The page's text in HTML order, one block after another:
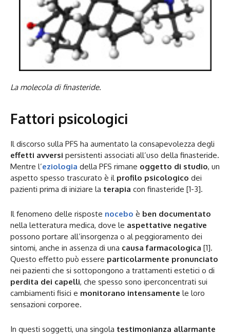
La molecola di finasteride.
Fattori psicologici
Il discorso sulla PFS ha aumentato la consapevolezza degli
effetti avversi persistenti associati all’uso della finasteride.
Mentre l’eziologia della PFS rimane oggetto di studio, un
aspetto spesso trascurato è il profilo psicologico dei
pazienti prima di iniziare la terapia con finasteride [1-3].
Il fenomeno delle risposte nocebo è ben documentato
nella letteratura medica, dove le aspettative negative
possono portare all’insorgenza o al peggioramento dei
sintomi, anche in assenza di una causa farmacologica [1].
Questo effetto può essere particolarmente pronunciato
nei pazienti che si sottopongono a trattamenti estetici o di
perdita dei capelli, che spesso sono iperconcentrati sui
cambiamenti fisici e monitorano intensamente le loro
sensazioni corporee.
In questi soggetti, una singola testimonianza allarmante